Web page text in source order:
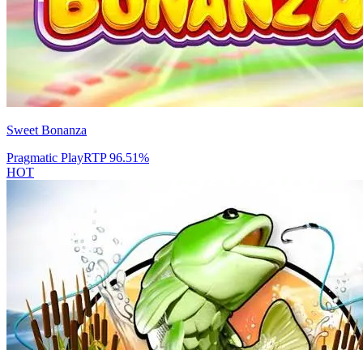
Sweet Bonanza
Pragmatic PlayRTP96.51%
HOT